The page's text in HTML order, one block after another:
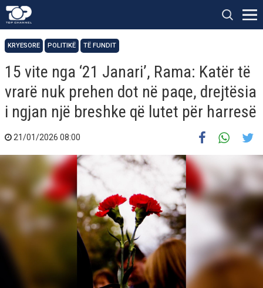
KRYESORE POLITIKË TË FUNDIT
15 vite nga ‘21 Janari’, Rama: Katër të
vrarë nuk prehen dot në paqe, drejtësia
i ngjan një breshke që lutet për harresë
21/01/2026 08:00